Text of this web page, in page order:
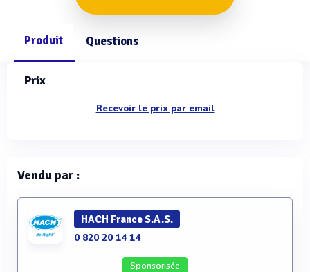
Produit Questions
Prix
Recevoir le prix par email
Vendu par :
HACH France S.A.S.
0 820 20 14 14
Sponsorisée